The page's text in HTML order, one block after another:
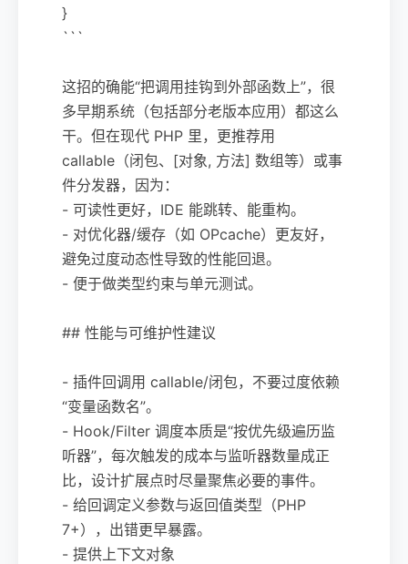
}
```
这招的确能“把调用挂钩到外部函数上”，很
多早期系统（包括部分老版本应用）都这么
干。但在现代 PHP 里，更推荐用
callable（闭包、[对象, 方法] 数组等）或事
件分发器，因为：
- 可读性更好，IDE 能跳转、能重构。
- 对优化器/缓存（如 OPcache）更友好，
避免过度动态性导致的性能回退。
- 便于做类型约束与单元测试。
## 性能与可维护性建议
- 插件回调用 callable/闭包，不要过度依赖
“变量函数名”。
- Hook/Filter 调度本质是“按优先级遍历监
听器”，每次触发的成本与监听器数量成正
比，设计扩展点时尽量聚焦必要的事件。
- 给回调定义参数与返回值类型（PHP
7+），出错更早暴露。
- 提供上下文对象